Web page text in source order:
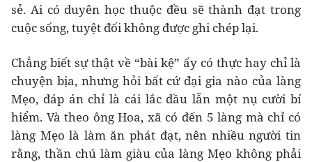
sẻ. Ai có duyên học thuộc đều sẽ thành đạt trong
cuộc sống, tuyệt đối không được ghi chép lại.
Chẳng biết sự thật về “bài kệ” ấy có thực hay chỉ là
chuyện bịa, nhưng hỏi bất cứ đại gia nào của làng
Mẹo, đáp án chỉ là cái lắc đầu lẫn một nụ cười bí
hiểm. Và theo ông Hoa, xã có đến 5 làng mà chỉ có
làng Mẹo là làm ăn phát đạt, nên nhiều người tin
rằng, thần chú làm giàu của làng Mẹo không phải